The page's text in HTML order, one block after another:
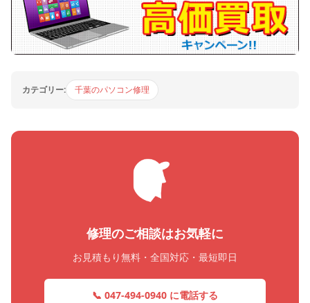
カテゴリー: 千葉のパソコン修理
修理のご相談はお気軽に
お見積もり無料・全国対応・最短即日
📞 047-494-0940 に電話する